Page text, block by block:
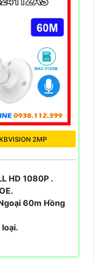
2MP
HD 1080P .
60m Hồng